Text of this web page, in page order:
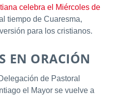
celebra el Miércoles de
tiempo de Cuaresma,
para los cristianos.
EN ORACIÓN
de Pastoral
el Mayor se vuelve a